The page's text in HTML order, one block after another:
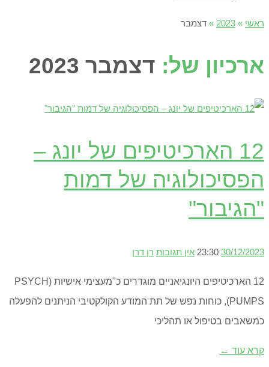
ראשי »
2023
» דצמבר
ארכיון של: דצמבר 2023
12 הארכיטיפים של יונג –
הפסיכולוגיה של דמות
"הגיבור"
30/12/2023
23:30 אין תגובות רן דרן
12 הארכיטיפים היונגיאניים מוגדרים כ"מעצימי אישיות (PSYCH
PUMPS), כוחות נפש של תת המודע הקולקטיבי הניתנים להפעלה
כמשאבים בטיפול או תהליכי
קרא עוד ←